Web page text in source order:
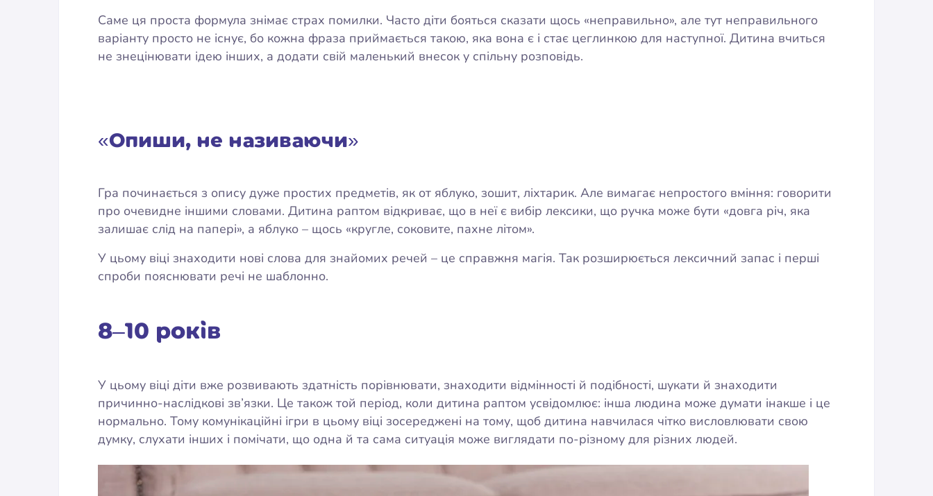
Саме ця проста формула знімає страх помилки. Часто діти бояться сказати щось «неправильно», але тут неправильного
варіанту просто не існує, бо кожна фраза приймається такою, яка вона є і стає цеглинкою для наступної. Дитина вчиться
не знецінювати ідею інших, а додати свій маленький внесок у спільну розповідь.
«Опиши, не називаючи»
Гра починається з опису дуже простих предметів, як от яблуко, зошит, ліхтарик. Але вимагає непростого вміння: говорити
про очевидне іншими словами. Дитина раптом відкриває, що в неї є вибір лексики, що ручка може бути «довга річ, яка
залишає слід на папері», а яблуко – щось «кругле, соковите, пахне літом».
У цьому віці знаходити нові слова для знайомих речей – це справжня магія. Так розширюється лексичний запас і перші
спроби пояснювати речі не шаблонно.
8–10 років
У цьому віці діти вже розвивають здатність порівнювати, знаходити відмінності й подібності, шукати й знаходити
причинно-наслідкові зв’язки. Це також той період, коли дитина раптом усвідомлює: інша людина може думати інакше і це
нормально. Тому комунікаційні ігри в цьому віці зосереджені на тому, щоб дитина навчилася чітко висловлювати свою
думку, слухати інших і помічати, що одна й та сама ситуація може виглядати по-різному для різних людей.